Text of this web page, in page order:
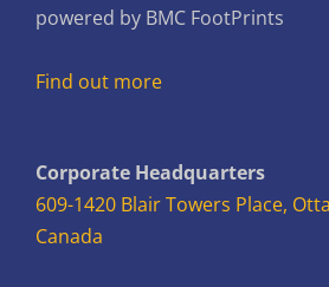
powered by BMC FootPrints
Find out more
Corporate Headquarters
609-1420 Blair Towers Place,
Canada